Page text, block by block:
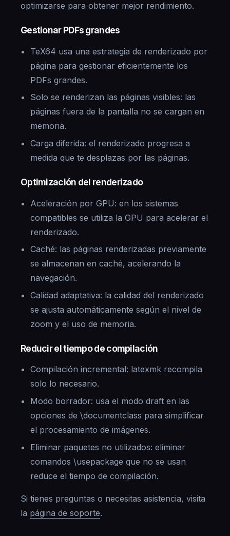
optimizarse para obtener mejor rendimiento.
Gestionar PDFs grandes
TeX64 usa una estrategia de renderizado por
página para gestionar eficientemente los
PDFs grandes.
Solo se renderizan las páginas visibles: las
páginas fuera de la pantalla no se cargan en
memoria.
Carga diferida: el renderizado progresa a
medida que te desplazas por las páginas.
Optimización del renderizado
Aceleración por GPU: en los sistemas
compatibles se utiliza la GPU para acelerar el
renderizado.
Caché: las páginas renderizadas previamente
se almacenan en caché, acelerando la
navegación.
Calidad adaptativa: la calidad del renderizado
se ajusta automáticamente según el nivel de
zoom y el uso de memoria.
Reducir el tiempo de compilación
Compilación incremental: latexmk recompila
solo lo necesario.
Modo borrador: usa el modo draft en las
opciones de \documentclass para simplificar
el procesamiento de imágenes.
Eliminar paquetes no utilizados: eliminar
comandos \usepackage que no se usan
reduce el tiempo de compilación.
Si tienes preguntas o necesitas asistencia, visita
la página de soporte.